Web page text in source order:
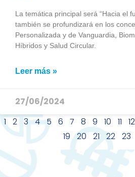
La temática principal será “Hacia el
también se profundizará en los
Personalizada y de Vanguardia,
Híbridos y Salud Circular.
Leer más »
27/06/2024
1 2 3 4 5 6 7 8 9 10 11 12
19
20 21 22 23